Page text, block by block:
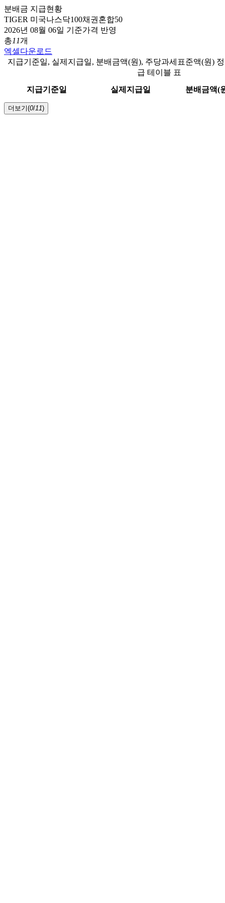
분배금 지급현황
TIGER 미국나스닥100채권혼합50
2026년 08월 06일 기준가격 반영
총11개
엑셀다운로드
지급기준일, 실제지급일, 분배금액(원), 주당과세표준액(원)
급 테이블 표
지급기준일
실제지급일 분배금액(
더보기(0/11)